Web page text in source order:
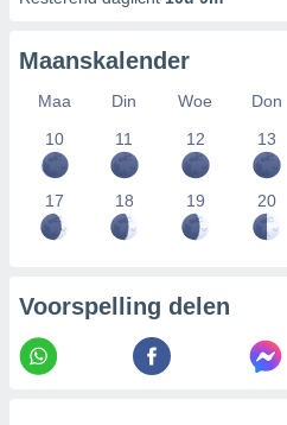
Maanskalender
Maa Din Woe Don
10
11 12 13
17 18 19 20
Voorspelling delen